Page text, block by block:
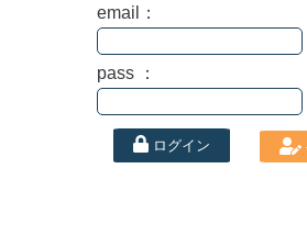
email：
pass ：
ログイン